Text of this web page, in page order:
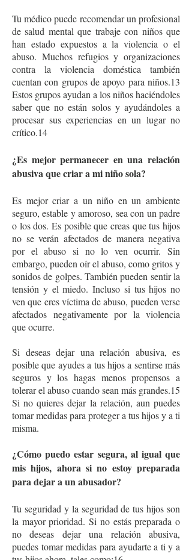
Tu médico puede recomendar un profesional
de salud mental que trabaje con niños que
han estado expuestos a la violencia o el
abuso. Muchos refugios y organizaciones
contra la violencia doméstica también
cuentan con grupos de apoyo para niños.13
Estos grupos ayudan a los niños haciéndoles
saber que no están solos y ayudándoles a
procesar sus experiencias en un lugar no
crítico.14
¿Es mejor permanecer en una relación
abusiva que criar a mi niño sola?
Es mejor criar a un niño en un ambiente
seguro, estable y amoroso, sea con un padre
o los dos. Es posible que creas que tus hijos
no se verán afectados de manera negativa
por el abuso si no lo ven ocurrir. Sin
embargo, pueden oír el abuso, como gritos y
sonidos de golpes. También pueden sentir la
tensión y el miedo. Incluso si tus hijos no
ven que eres víctima de abuso, pueden verse
afectados negativamente por la violencia
que ocurre.
Si deseas dejar una relación abusiva, es
posible que ayudes a tus hijos a sentirse más
seguros y los hagas menos propensos a
tolerar el abuso cuando sean más grandes.15
Si no quieres dejar la relación, aun puedes
tomar medidas para proteger a tus hijos y a ti
misma.
¿Cómo puedo estar segura, al igual que
mis hijos, ahora si no estoy preparada
para dejar a un abusador?
Tu seguridad y la seguridad de tus hijos son
la mayor prioridad. Si no estás preparada o
no deseas dejar una relación abusiva,
puedes tomar medidas para ayudarte a ti y a